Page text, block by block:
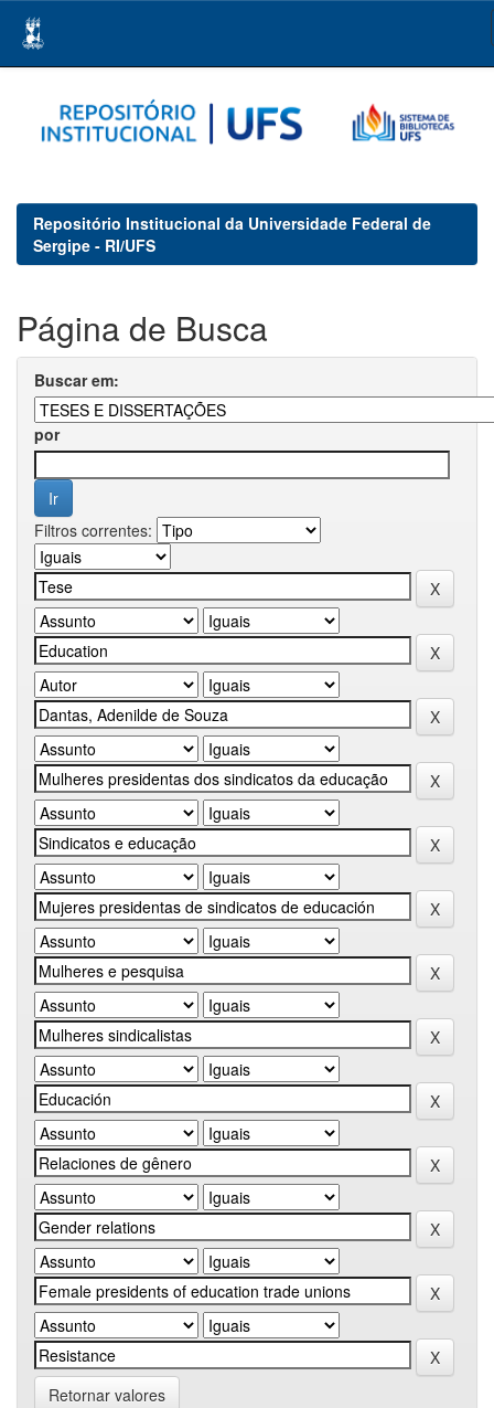
navigation
Repositório Institucional da Universidade Federal de
Sergipe - RI/UFS
Página de Busca
Buscar em:
por
Filtros correntes:
Retornar valores